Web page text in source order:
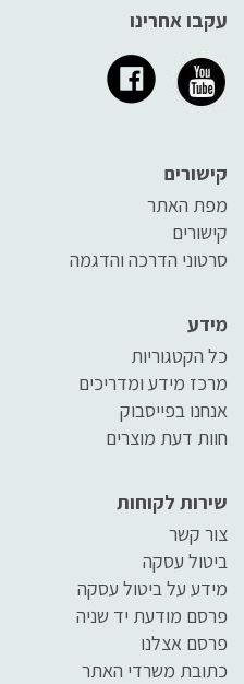
עקבו אחרינו
קישורים
מפת האתר
קישורים
סרטוני הדרכה והדגמה
מידע
כל הקטגוריות
מרכז מידע ומדריכים
אנחנו בפייסבוק
חוות דעת מוצרים
שירות לקוחות
צור קשר
ביטול עסקה
מידע על ביטול עסקה
פרסם מודעת יד שניה
פרסם אצלנו
כתובת משרדי האתר